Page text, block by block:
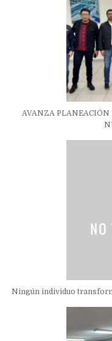
AVANZA PLANEACIÓN
Ningún individuo